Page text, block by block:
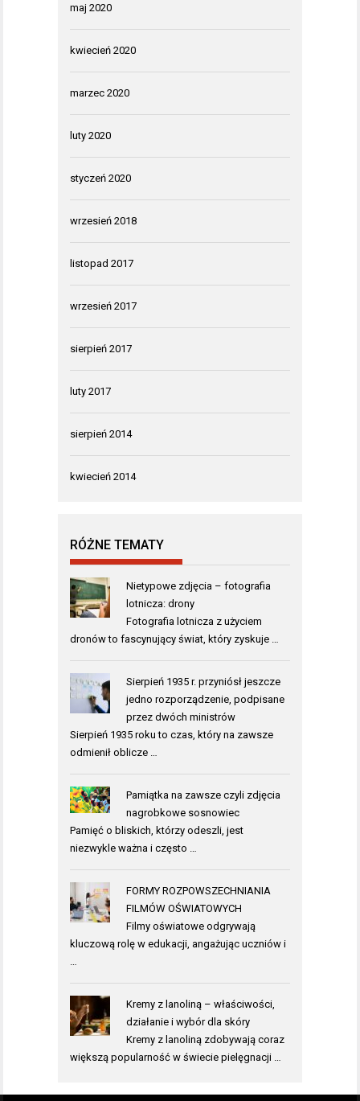
maj 2020
kwiecień 2020
marzec 2020
luty 2020
styczeń 2020
wrzesień 2018
listopad 2017
wrzesień 2017
sierpień 2017
luty 2017
sierpień 2014
kwiecień 2014
RÓŻNE TEMATY
Nietypowe zdjęcia – fotografia
lotnicza: drony
Fotografia lotnicza z użyciem
dronów to fascynujący świat, który zyskuje …
Sierpień 1935 r. przyniósł jeszcze
jedno rozporządzenie, podpisane
przez dwóch ministrów
Sierpień 1935 roku to czas, który na zawsze
odmienił oblicze …
Pamiątka na zawsze czyli zdjęcia
nagrobkowe sosnowiec
Pamięć o bliskich, którzy odeszli, jest
niezwykle ważna i często …
FORMY ROZPOWSZECHNIANIA
FILMÓW OŚWIATOWYCH
Filmy oświatowe odgrywają
kluczową rolę w edukacji, angażując uczniów i
Kremy z lanoliną – właściwości,
działanie i wybór dla skóry
Kremy z lanoliną zdobywają coraz
większą popularność w świecie pielęgnacji …